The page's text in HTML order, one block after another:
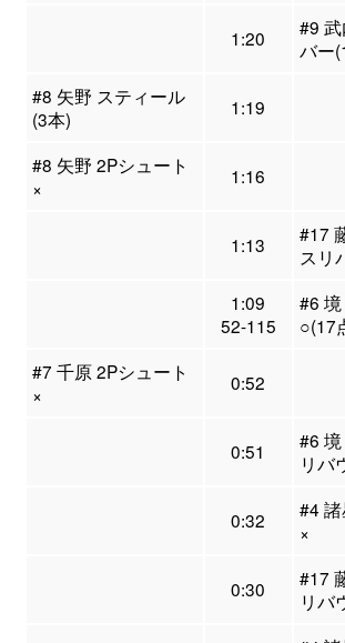
1:20
#9
バー
#8 矢野 スティール
(3本)
1:19
#8 矢野 2Pシュート
×
1:16
1:13
#17
スリ
1:09
52-115
#6 境
○(17
#7 千原 2Pシュート
×
0:52
0:51
#6
リバ
0:32
#4
×
0:30
#17
リバ